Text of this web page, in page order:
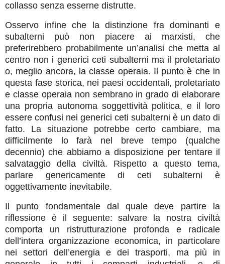
collasso senza esserne distrutte.
Osservo infine che la distinzione fra dominanti e
subalterni può non piacere ai marxisti, che
preferirebbero probabilmente un’analisi che metta al
centro non i generici ceti subalterni ma il proletariato
o, meglio ancora, la classe operaia. Il punto è che in
questa fase storica, nei paesi occidentali, proletariato
e classe operaia non sembrano in grado di elaborare
una propria autonoma soggettività politica, e il loro
essere confusi nei generici ceti subalterni è un dato di
fatto. La situazione potrebbe certo cambiare, ma
difficilmente lo farà nel breve tempo (qualche
decennio) che abbiamo a disposizione per tentare il
salvataggio della civiltà. Rispetto a questo tema,
parlare genericamente di ceti subalterni è
oggettivamente inevitabile.
Il punto fondamentale dal quale deve partire la
riflessione è il seguente: salvare la nostra civiltà
comporta un ristrutturazione profonda e radicale
dell’intera organizzazione economica, in particolare
nei settori dell’energia e dei trasporti, ma più in